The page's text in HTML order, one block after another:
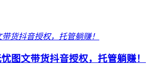
图文带货抖音授权，托管躺赚！